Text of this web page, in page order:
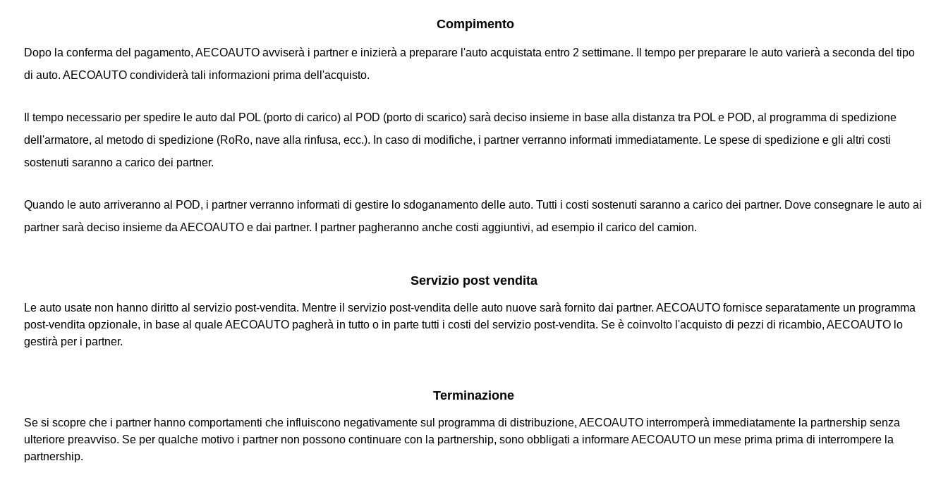
Compimento
Dopo la conferma del pagamento, AECOAUTO avviserà i partner e inizierà a preparare l'auto acquistata entro 2 settimane. Il tempo per preparare le auto varierà a seconda del tipo
di auto. AECOAUTO condividerà tali informazioni prima dell'acquisto.
Il tempo necessario per spedire le auto dal POL (porto di carico) al POD (porto di scarico) sarà deciso insieme in base alla distanza tra POL e POD, al programma di spedizione
dell'armatore, al metodo di spedizione (RoRo, nave alla rinfusa, ecc.). In caso di modifiche, i partner verranno informati immediatamente. Le spese di spedizione e gli altri costi
sostenuti saranno a carico dei partner.
Quando le auto arriveranno al POD, i partner verranno informati di gestire lo sdoganamento delle auto. Tutti i costi sostenuti saranno a carico dei partner. Dove consegnare le auto ai
partner sarà deciso insieme da AECOAUTO e dai partner. I partner pagheranno anche costi aggiuntivi, ad esempio il carico del camion.
Servizio post vendita
Le auto usate non hanno diritto al servizio post-vendita. Mentre il servizio post-vendita delle auto nuove sarà fornito dai partner. AECOAUTO fornisce separatamente un programma
post-vendita opzionale, in base al quale AECOAUTO pagherà in tutto o in parte tutti i costi del servizio post-vendita. Se è coinvolto l'acquisto di pezzi di ricambio, AECOAUTO lo
gestirà per i partner.
Terminazione
Se si scopre che i partner hanno comportamenti che influiscono negativamente sul programma di distribuzione, AECOAUTO interromperà immediatamente la partnership senza
ulteriore preavviso. Se per qualche motivo i partner non possono continuare con la partnership, sono obbligati a informare AECOAUTO un mese prima prima di interrompere la
partnership.